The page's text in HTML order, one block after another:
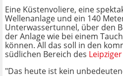
Eine Küstenvoliere, eine
Wellenanlage und ein 140
Unterwassertunnel, über den
der Anlage wie bei einem
können. All das soll in den
südlichen Bereich des Leipziger
"Das heute ist kein